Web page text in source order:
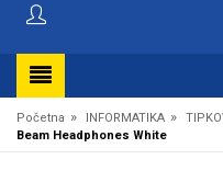
Početna » INFORMATIKA »
Beam Headphones White